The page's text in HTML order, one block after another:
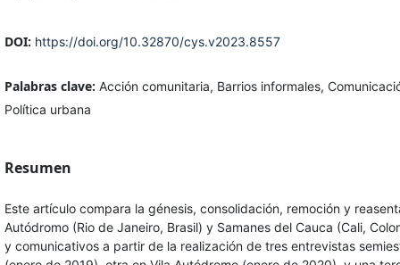
DOI: https://doi.org/10.32870/cys.v2023.8557
Palabras clave: Acción comunitaria, Barrios informales,
Política urbana
Resumen
Este artículo compara la génesis, consolidación, remoción y
Autódromo (Rio de Janeiro, Brasil) y Samanes del Cauca (Cali,
y comunicativos a partir de la realización de tres entrevistas